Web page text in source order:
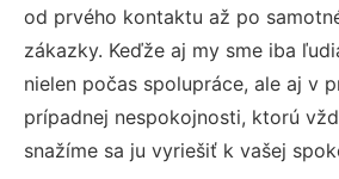
od prvého kontaktu až po
zákazky. Keďže aj my sme iba
nielen počas spolupráce, ale aj v
prípadnej nespokojnosti, ktorú
snažíme sa ju vyriešiť k vašej